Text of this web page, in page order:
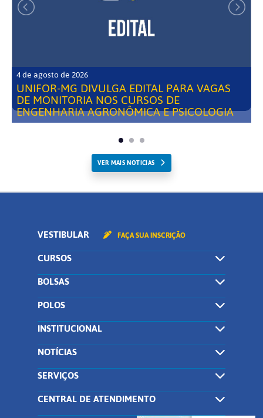
4 de agosto de 2026
UNIFOR-MG DIVULGA EDITAL PARA VAGAS
DE MONITORIA NOS CURSOS DE
ENGENHARIA AGRONÔMICA E PSICOLOGIA
VER MAIS NOTICIAS
VESTIBULAR FAÇA SUA INSCRIÇÃO
CURSOS
BOLSAS
POLOS
INSTITUCIONAL
NOTÍCIAS
SERVIÇOS
CENTRAL DE ATENDIMENTO